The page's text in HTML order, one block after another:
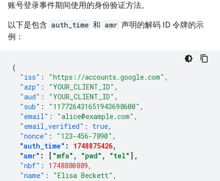
账号登录事件期间使用的身份验证方法。
以下是包含 auth_time 和 amr 声明的解码 ID 令牌的示
例：
{
"iss" : "https://accounts.google.com" ,
"azp" : "YOUR_CLIENT_ID" ,
"aud" : "YOUR_CLIENT_ID" ,
"sub" : "117726431651943698600" ,
"email" : "alice@example.com" ,
"email_verified" : true,
"nonce" : "123-456-7890" ,
"auth_time" : 1748875426,
"amr" : [ "mfa" , "pwd" , "tel" ],
"nbf" : 1748880889,
"name" : "Elisa Beckett" ,